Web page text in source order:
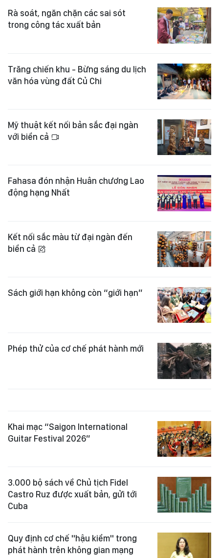
Rà soát, ngăn chặn các sai sót
trong công tác xuất bản
Trăng chiến khu - Bừng sáng du lịch
văn hóa vùng đất Củ Chi
Mỹ thuật kết nối bản sắc đại ngàn
với biển cả
Fahasa đón nhận Huân chương Lao
động hạng Nhất
Kết nối sắc màu từ đại ngàn đến
biển cả
Sách giới hạn không còn “giới hạn”
Phép thử của cơ chế phát hành mới
Khai mạc “Saigon International
Guitar Festival 2026”
3.000 bộ sách về Chủ tịch Fidel
Castro Ruz được xuất bản, gửi tới
Cuba
Quy định cơ chế "hậu kiểm" trong
phát hành trên không gian mạng